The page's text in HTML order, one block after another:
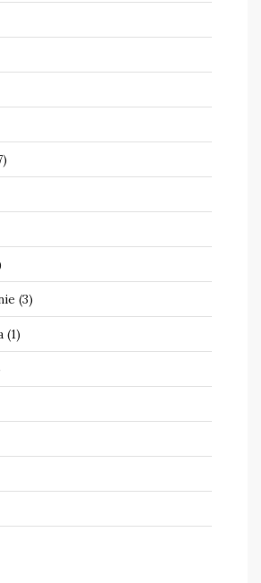
(3)
(1)